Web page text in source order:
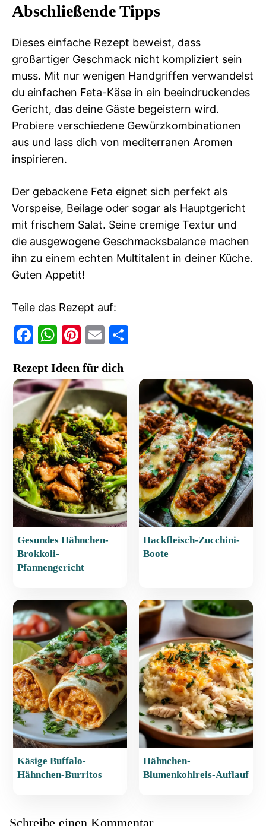
Abschließende Tipps
Dieses einfache Rezept beweist, dass
großartiger Geschmack nicht kompliziert sein
muss. Mit nur wenigen Handgriffen verwandelst
du einfachen Feta-Käse in ein beeindruckendes
Gericht, das deine Gäste begeistern wird.
Probiere verschiedene Gewürzkombinationen
aus und lass dich von mediterranen Aromen
inspirieren.
Der gebackene Feta eignet sich perfekt als
Vorspeise, Beilage oder sogar als Hauptgericht
mit frischem Salat. Seine cremige Textur und
die ausgewogene Geschmacksbalance machen
ihn zu einem echten Multitalent in deiner Küche.
Guten Appetit!
Teile das Rezept auf:
F
c
e
b
o
o
k
W
at
s
A
p
p
Pi
er
e
st
E
ai
l
le
n
Rezept Ideen für dich
Gesundes Hähnchen-
Brokkoli-
Pfannengericht
Hackfleisch-Zucchini-
Boote
Käsige Buffalo-
Hähnchen-Burritos
Hähnchen-
Blumenkohlreis-Auflauf
Schreibe einen Kommentar